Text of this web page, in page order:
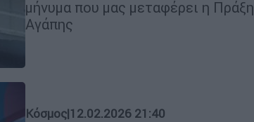
μήνυμα που μας μεταφέρει η Πράξη
Αγάπης
Κόσμος|12.02.2026 21:40